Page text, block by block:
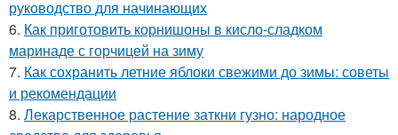
руководство для начинающих
6. Как приготовить корнишоны в кисло-сладком
маринаде с горчицей на зиму
7. Как сохранить летние яблоки свежими до зимы: советы
и рекомендации
8. Лекарственное растение заткни гузно: народное